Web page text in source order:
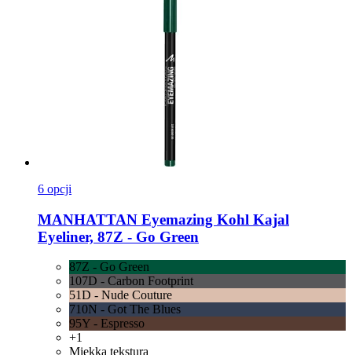
6 opcji
MANHATTAN Eyemazing Kohl Kajal
Eyeliner, 87Z -​ Go Green
87Z - Go Green
107D - Carbon Footprint
51D - Nude Couture
710N - Got The Blues
95Y - Espresso
+1
Miękka tekstura